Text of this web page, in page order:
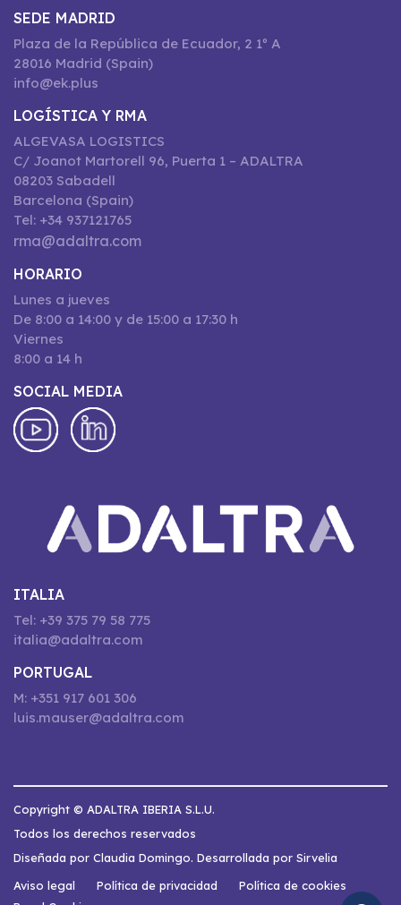
SEDE MADRID
Plaza de la República de Ecuador, 2 1º A
28016 Madrid (Spain)
info@ek.plus
LOGÍSTICA Y RMA
ALGEVASA LOGISTICS
C/ Joanot Martorell 96, Puerta 1 – ADALTRA
08203 Sabadell
Barcelona (Spain)
Tel: +34 937121765
rma@adaltra.com
HORARIO
Lunes a jueves
De 8:00 a 14:00 y de 15:00 a 17:30 h
Viernes
8:00 a 14 h
SOCIAL MEDIA
ITALIA
Tel: +39 375 79 58 775
italia@adaltra.com
PORTUGAL
M: +351 917 601 306
luis.mauser@adaltra.com
Copyright © ADALTRA IBERIA S.L.U.
Todos los derechos reservados
Diseñada por Claudia Domingo. Desarrollada por Sirvelia
Aviso legal
Política de privacidad
Política de cookies